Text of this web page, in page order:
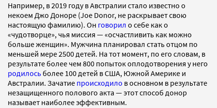
Например, в 2019 году в Австралии стало известно о
некоем Джо Доноре (Joe Donor, не раскрывает свою
настоящую фамилию). Он говорил о себе как о
«чудотворце», чья миссия — «осчастливить как можно
больше женщин». Мужчина планировал стать отцом по
меньшей мере 2500 детей. На тот момент, по его словам, в
результате более чем 800 попыток оплодотворения у него
родилосьболее 100 детей в США, Южной Америке и
Австралии. Зачатие происходило в основном в результате
незащищенного полового акта — этот способ донор
называет наиболее эффективным.